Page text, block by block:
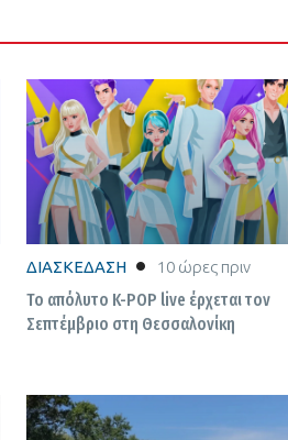
ΔΙΑΣΚΕΔΑΣΗ 10 ώρες πριν
Το απόλυτο K-POP live έρχεται τον
Σεπτέμβριο στη Θεσσαλονίκη